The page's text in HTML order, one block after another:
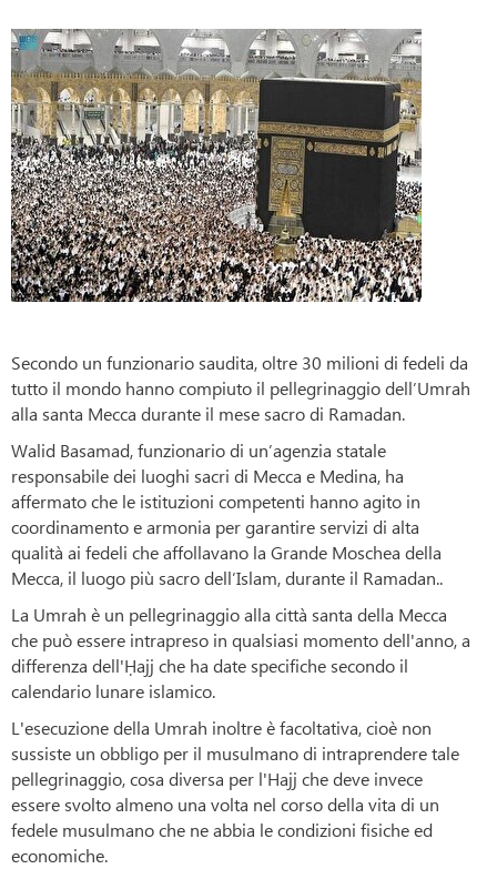
Secondo un funzionario saudita, oltre 30 milioni di fedeli da
tutto il mondo hanno compiuto il pellegrinaggio dell’Umrah
alla santa Mecca durante il mese sacro di Ramadan.
Walid Basamad, funzionario di un’agenzia statale
responsabile dei luoghi sacri di Mecca e Medina, ha
affermato che le istituzioni competenti hanno agito in
coordinamento e armonia per garantire servizi di alta
qualità ai fedeli che affollavano la Grande Moschea della
Mecca, il luogo più sacro dell’Islam, durante il Ramadan..
La Umrah è un pellegrinaggio alla città santa della Mecca
che può essere intrapreso in qualsiasi momento dell'anno, a
differenza dell'Ḥajj che ha date specifiche secondo il
calendario lunare islamico.
L'esecuzione della Umrah inoltre è facoltativa, cioè non
sussiste un obbligo per il musulmano di intraprendere tale
pellegrinaggio, cosa diversa per l'Hajj che deve invece
essere svolto almeno una volta nel corso della vita di un
fedele musulmano che ne abbia le condizioni fisiche ed
economiche.